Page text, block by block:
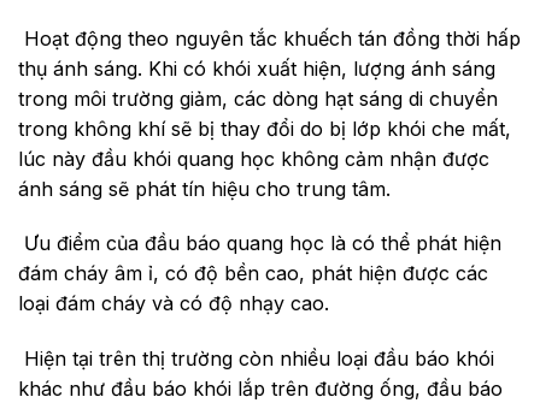
Hoạt động theo nguyên tắc khuếch tán đồng thời hấp
thụ ánh sáng. Khi có khói xuất hiện, lượng ánh sáng
trong môi trường giảm, các dòng hạt sáng di chuyển
trong không khí sẽ bị thay đổi do bị lớp khói che mất,
lúc này đầu khói quang học không cảm nhận được
ánh sáng sẽ phát tín hiệu cho trung tâm.
Ưu điểm của đầu báo quang học là có thể phát hiện
đám cháy âm ỉ, có độ bền cao, phát hiện được các
loại đám cháy và có độ nhạy cao.
Hiện tại trên thị trường còn nhiều loại đầu báo khói
khác như đầu báo khói lắp trên đường ống, đầu báo